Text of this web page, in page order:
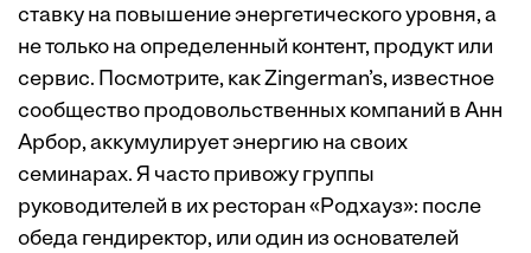
ставку на повышение энергетического уровня, а
не только на определенный контент, продукт или
сервис. Посмотрите, как Zingerman’s, известное
сообщество продовольственных компаний в Анн
Арбор, аккумулирует энергию на своих
семинарах. Я часто привожу группы
руководителей в их ресторан «Родхауз»: после
обеда гендиректор, или один из основателей